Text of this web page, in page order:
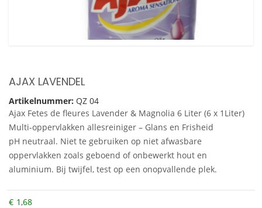
AJAX LAVENDEL
Artikelnummer: QZ 04
Ajax Fetes de fleures Lavender & Magnolia 6 Liter (6 x 1Liter)
Multi-oppervlakken allesreiniger – Glans en Frisheid
pH neutraal. Niet te gebruiken op niet afwasbare
oppervlakken zoals geboend of onbewerkt hout en
aluminium. Bij twijfel, test op een onopvallende plek.
€ 1,68